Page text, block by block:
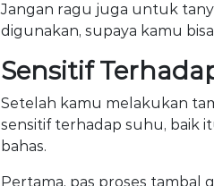
Jangan ragu juga untuk
digunakan, supaya kamu
Sensitif
Setelah kamu melakukan
sensitif terhadap suhu, baik
bahas.
Pertama, pas proses tambal